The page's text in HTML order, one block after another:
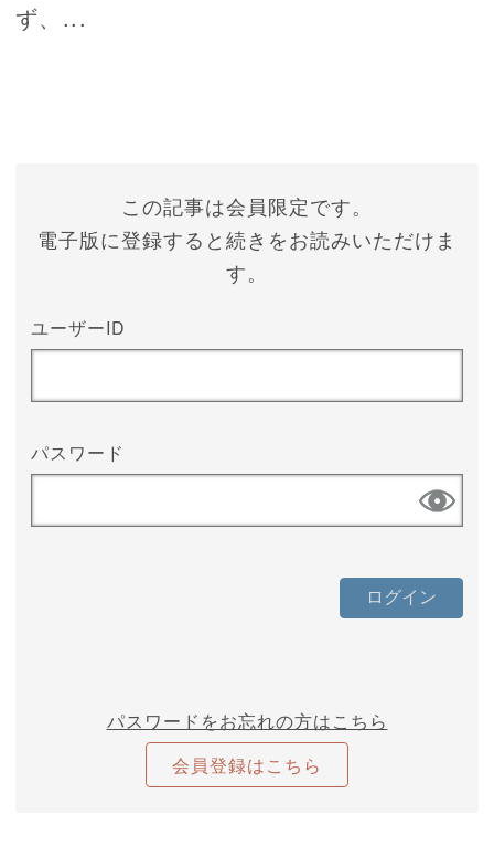
ず、...
この記事は会員限定です。
電子版に登録すると続きをお読みいただけま
す。
ユーザーID
パスワード
パスワードをお忘れの方はこちら
会員登録はこちら